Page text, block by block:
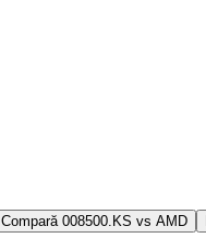
Compară 008500.KS vs AMD